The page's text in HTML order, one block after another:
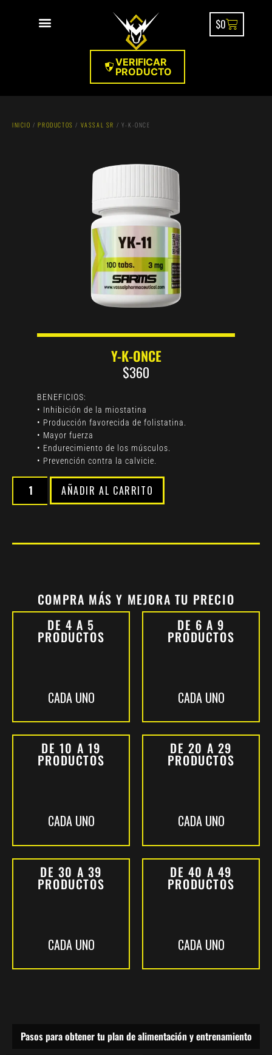
VERIFICAR
PRODUCTO
$0
INICIO /PRODUCTOS / VASSAL SR / Y-K-ONCE
Y-K-ONCE
$360
BENEFICIOS:
• Inhibición de la miostatina
• Producción favorecida de folistatina.
• Mayor fuerza
• Endurecimiento de los músculos.
• Prevención contra la calvicie.
AÑADIR AL CARRITO
COMPRA MÁS Y MEJORA TU PRECIO
DE 4 A 5
PRODUCTOS
CADA UNO
DE 6 A 9
PRODUCTOS
CADA UNO
DE 10 A 19
PRODUCTOS
CADA UNO
DE 20 A 29
PRODUCTOS
CADA UNO
DE 30 A 39
PRODUCTOS
CADA UNO
DE 40 A 49
PRODUCTOS
CADA UNO
Pasos para obtener tu plan de alimentación y entrenamiento